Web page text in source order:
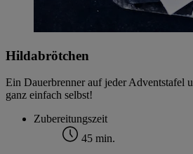
Hildabrötchen
Ein Dauerbrenner auf jeder Adventstafel
ganz einfach selbst!
Zubereitungszeit
45 min.